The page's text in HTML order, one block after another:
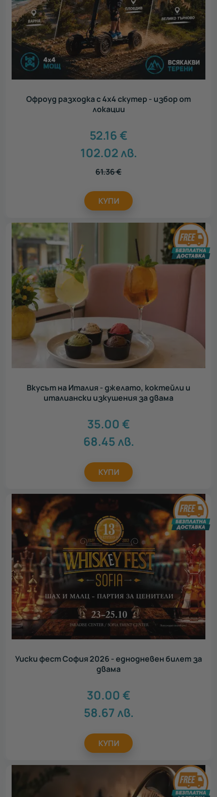
Офроуд разходка с 4х4 скутер - избор от
локации
52.16€
102.02лв.
61.36€
КУПИ
Вкусът на Италия - джелато, коктейли и
италиански изкушения за двама
35.00 €
68.45лв.
КУПИ
Уиски фест София 2026 - еднодневен билет за
двама
30.00 €
58.67лв.
КУПИ